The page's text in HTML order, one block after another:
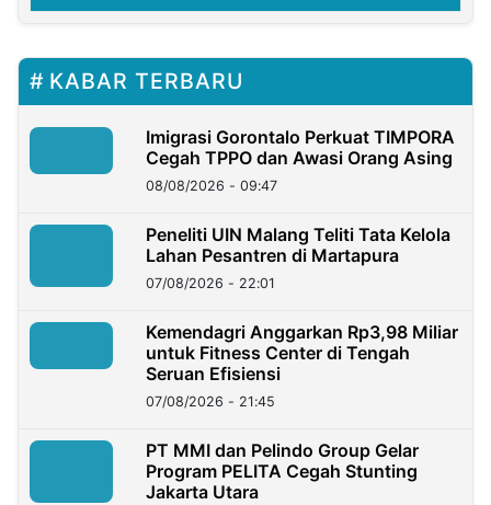
KABAR TERBARU
Imigrasi Gorontalo Perkuat TIMPORA
Cegah TPPO dan Awasi Orang Asing
08/08/2026 - 09:47
Peneliti UIN Malang Teliti Tata Kelola
Lahan Pesantren di Martapura
07/08/2026 - 22:01
Kemendagri Anggarkan Rp3,98 Miliar
untuk Fitness Center di Tengah
Seruan Efisiensi
07/08/2026 - 21:45
PT MMI dan Pelindo Group Gelar
Program PELITA Cegah Stunting
Jakarta Utara